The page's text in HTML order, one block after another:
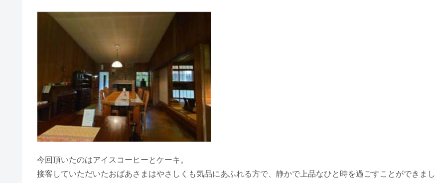
今回頂いたのはアイスコーヒーとケーキ。
接客していただいたおばあさまはやさしくも気品にあふれる方で、静かで上品なひと時を過ごすことができまし